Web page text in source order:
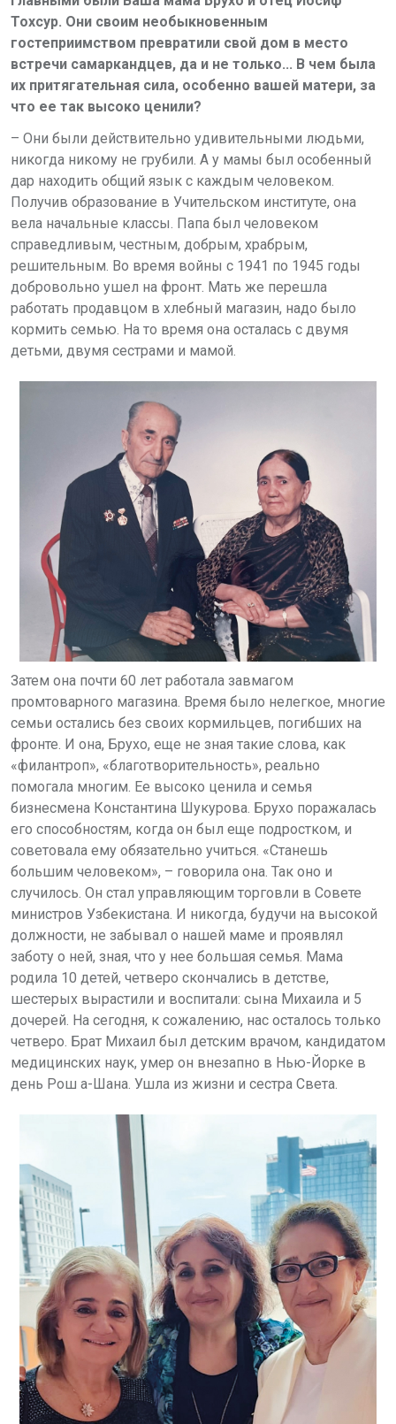
Тохсур. Они своим необыкновенным
гостеприимством превратили свой дом в место
встречи самаркандцев, да и не только... В чем была
их притягательная сила, особенно вашей матери, за
что ее так высоко ценили?
– Они были действительно удивительными людьми,
никогда никому не грубили. А у мамы был особенный
дар находить общий язык с каждым человеком.
Получив образование в Учительском институте, она
вела начальные классы. Папа был человеком
справедливым, честным, добрым, храбрым,
решительным. Во время войны с 1941 по 1945 годы
добровольно ушел на фронт. Мать же перешла
работать продавцом в хлебный магазин, надо было
кормить семью. На то время она осталась с двумя
детьми, двумя сестрами и мамой.
Затем она почти 60 лет работала завмагом
промтоварного магазина. Время было нелегкое, многие
семьи остались без своих кормильцев, погибших на
фронте. И она, Брухо, еще не зная такие слова, как
«филантроп», «благотворительность», реально
помогала многим. Ее высоко ценила и семья
бизнесмена Константина Шукурова. Брухо поражалась
его способностям, когда он был еще подростком, и
советовала ему обязательно учиться. «Станешь
большим человеком», – говорила она. Так оно и
случилось. Он стал управляющим торговли в Совете
министров Узбекистана. И никогда, будучи на высокой
должности, не забывал о нашей маме и проявлял
заботу о ней, зная, что у нее большая семья. Мама
родила 10 детей, четверо скончались в детстве,
шестерых вырастили и воспитали: сына Михаила и 5
дочерей. На сегодня, к сожалению, нас осталось только
четверо. Брат Михаил был детским врачом, кандидатом
медицинских наук, умер он внезапно в Нью-Йорке в
день Рош а-Шана. Ушла из жизни и сестра Света.